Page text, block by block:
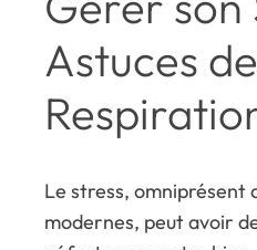
Astuces de
Le stress, omniprésent
modernes, peut avoir